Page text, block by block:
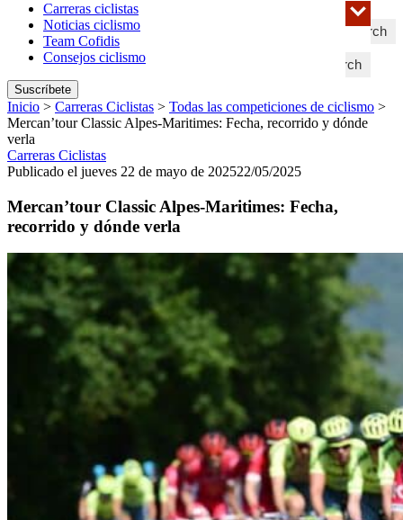
Search
Search
Carreras ciclistas
Noticias ciclismo
Team Cofidis
Consejos ciclismo
Suscríbete
Inicio > Carreras Ciclistas > Todas las competiciones de ciclismo >
Mercan’tour Classic Alpes-Maritimes: Fecha, recorrido y dónde
verla
Carreras Ciclistas
Publicado el jueves 22 de mayo de 202522/05/2025
Mercan’tour Classic Alpes-Maritimes: Fecha,
recorrido y dónde verla